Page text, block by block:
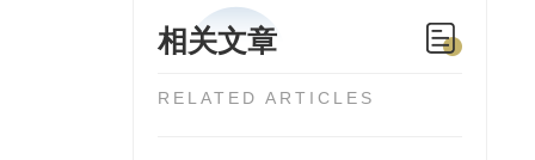
相关文章
RELATED ARTICLES